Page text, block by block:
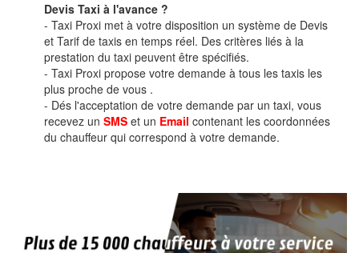
Devis Taxi à l'avance ?
- Taxi Proxi met à votre disposition un système de Devis
et Tarif de taxis en temps réel. Des critères liés à la
prestation du taxi peuvent être spécifiés.
- Taxi Proxi propose votre demande à tous les taxis les
plus proche de vous .
- Dés l'acceptation de votre demande par un taxi, vous
recevez un SMS et un Email contenant les coordonnées
du chauffeur qui correspond à votre demande.